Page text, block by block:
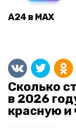
А24 в MAX
Сколько
в 2026
красную и